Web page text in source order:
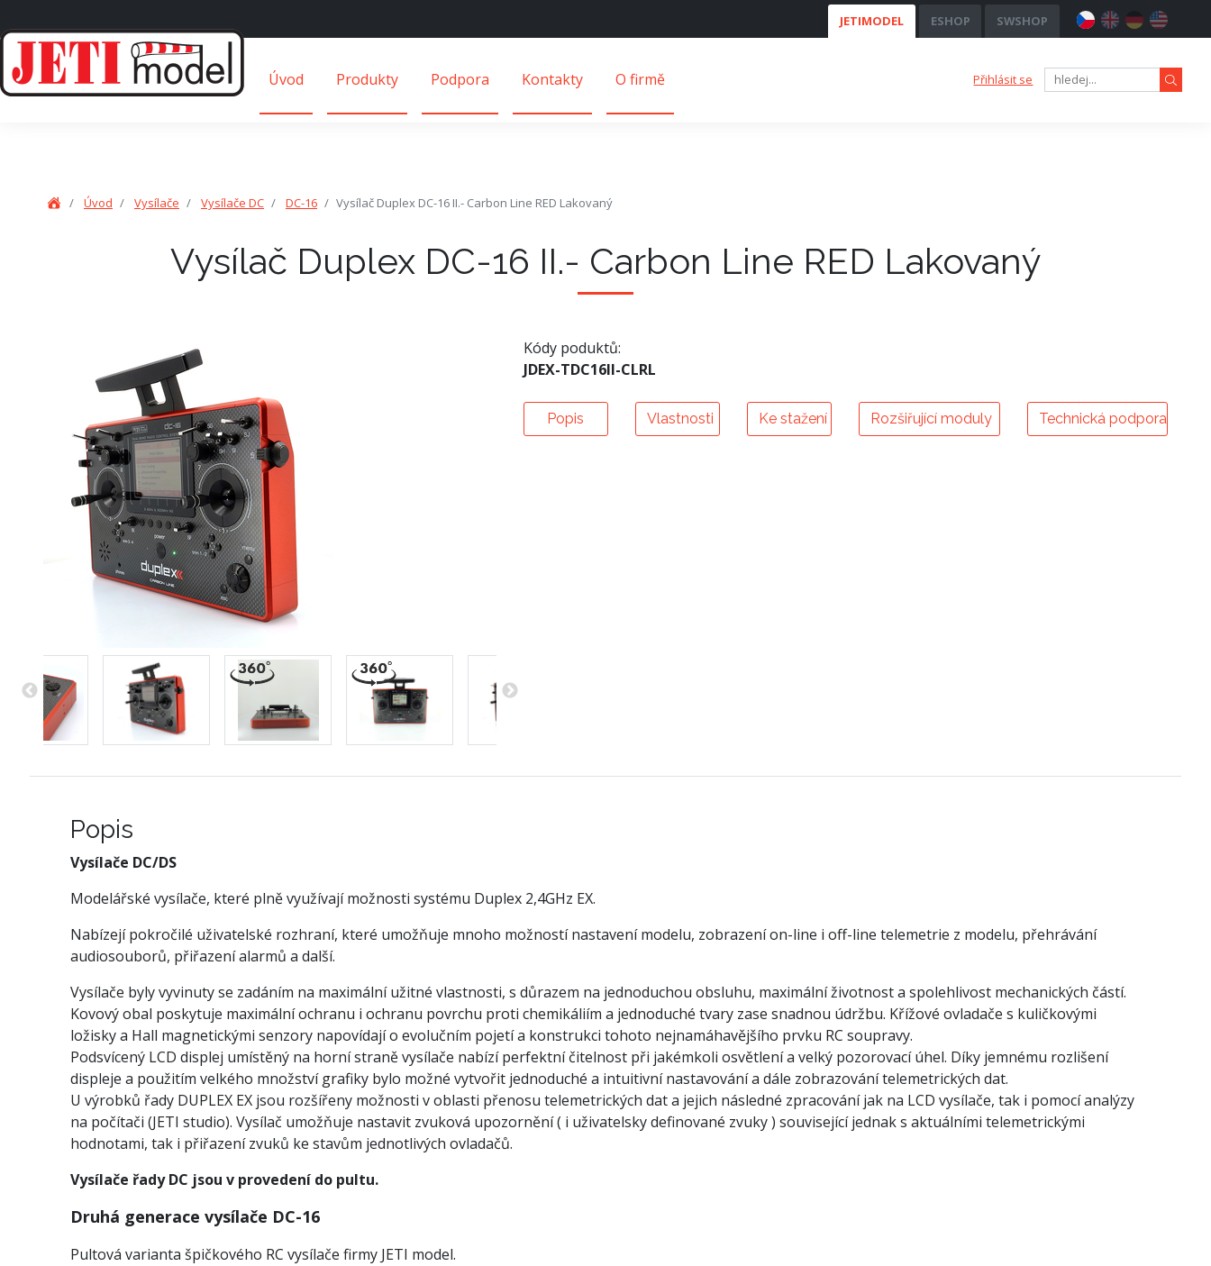
JETIMODEL ESHOP SWSHOP
Úvod Produkty Podpora Kontakty O firmě Přihlásit se
Úvod Vysílače Vysílače DC DC-16 Vysílač Duplex DC-16 II.- Carbon Line RED Lakovaný
Vysílač Duplex DC-16 II.- Carbon Line RED Lakovaný
Kódy poduktů:
JDEX-TDC16II-CLRL
Popis Vlastnosti Ke stažení Rozšiřující moduly Technická podpora
Popis
Vysílače DC/DS
Modelářské vysílače, které plně využívají možnosti systému Duplex 2,4GHz EX.
Nabízejí pokročilé uživatelské rozhraní, které umožňuje mnoho možností nastavení modelu, zobrazení on-line i off-line telemetrie z modelu, přehrávání
audiosouborů, přiřazení alarmů a další.
Vysílače byly vyvinuty se zadáním na maximální užitné vlastnosti, s důrazem na jednoduchou obsluhu, maximální životnost a spolehlivost mechanických částí.
Kovový obal poskytuje maximální ochranu i ochranu povrchu proti chemikáliím a jednoduché tvary zase snadnou údržbu. Křížové ovladače s kuličkovými
ložisky a Hall magnetickými senzory napovídají o evolučním pojetí a konstrukci tohoto nejnamáhavějšího prvku RC soupravy.
Podsvícený LCD displej umístěný na horní straně vysílače nabízí perfektní čitelnost při jakémkoli osvětlení a velký pozorovací úhel. Díky jemnému rozlišení
displeje a použitím velkého množství grafiky bylo možné vytvořit jednoduché a intuitivní nastavování a dále zobrazování telemetrických dat.
U výrobků řady DUPLEX EX jsou rozšířeny možnosti v oblasti přenosu telemetrických dat a jejich následné zpracování jak na LCD vysílače, tak i pomocí analýzy
na počítači (JETI studio). Vysílač umožňuje nastavit zvuková upozornění ( i uživatelsky definované zvuky ) související jednak s aktuálními telemetrickými
hodnotami, tak i přiřazení zvuků ke stavům jednotlivých ovladačů.
Vysílače řady DC jsou v provedení do pultu.
Druhá generace vysílače DC-16
Pultová varianta špičkového RC vysílače firmy JETI model.